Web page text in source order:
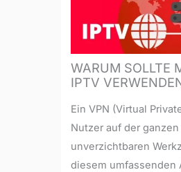
WARUM SOLLTE
IPTV
Ein VPN (Virtual
Nutzer auf der
unverzichtbaren
diesem umfassenden